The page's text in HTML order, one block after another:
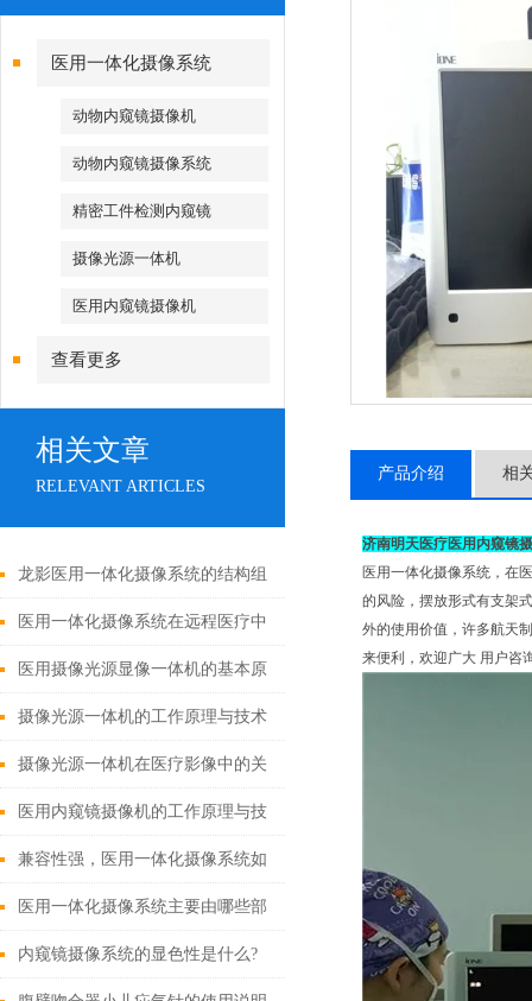
医用一体化摄像系统
动物内窥镜摄像机
动物内窥镜摄像系统
精密工件检测内窥镜
摄像光源一体机
医用内窥镜摄像机
查看更多
相关文章
RELEVANT ARTICLES
龙影医用一体化摄像系统的结构组
成与功能优势
医用一体化摄像系统在远程医疗中
的应用
医用摄像光源显像一体机的基本原
理与构成
摄像光源一体机的工作原理与技术
解析
摄像光源一体机在医疗影像中的关
键作用
医用内窥镜摄像机的工作原理与技
术创新
兼容性强，医用一体化摄像系统如
何改变现有医疗设备格局？
医用一体化摄像系统主要由哪些部
分组成？
内窥镜摄像系统的显色性是什么?
产品介绍 相
济南明天医疗医用内窥镜
医用一体化摄像系统，在
的风险，摆放形式有支架
外的使用价值，许多航天
来便利，欢迎广大 用户咨